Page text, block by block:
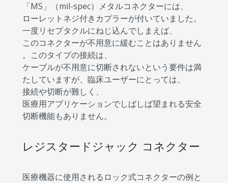
「MS」（mil-spec）メタルコネクターには、
ローレットネジ付きカプラーが付いていました。
一度リセプタクルにねじ込んでしまえば、
このコネクターが不用意に緩むことはありません
。このタイプの接続は、
ケーブルが不用意に切断されないという要件は満
たしていますが、臨床ユーザーにとっては、
接続や切断が難しく、
医療用アプリケーションでしばしば望まれる安全
切断機能もありません。
レジスタードジャック コネクター
医療機器に使用されるロック式コネクターの例と